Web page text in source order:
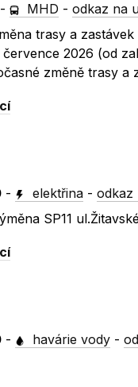
- MHD -odkaz na
trasy a
2026 (od
změně trasy a
- elektřina -odkaz
SP11
- havárie vody -